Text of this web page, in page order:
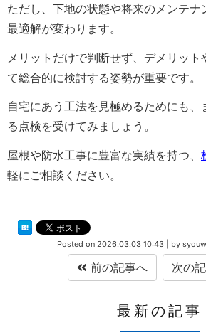
ただし、下地の状態や将来のメンテナ
最適解が変わります。
メリットだけで判断せず、デメリッ
て総合的に検討する姿勢が重要です。
自宅にあう工法を見極めるためにも、
る点検を受けてみましょう。
屋根や防水工事に豊富な実績を持つ、
軽にご相談ください。
Posted on 2026.03.03 10:43 by
前の記事へ 次の
最新の記事